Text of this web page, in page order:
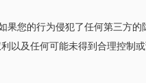
您的行为侵犯了任何第三方的
以及任何可能未得到合理控制